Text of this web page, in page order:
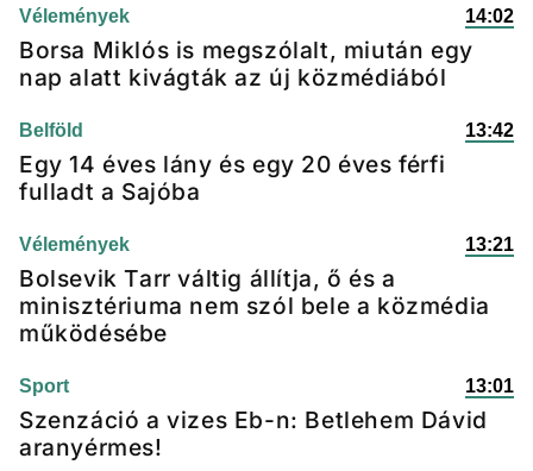
Vélemények 14:02
Borsa Miklós is megszólalt, miután egy
nap alatt kivágták az új közmédiából
Belföld 13:42
Egy 14 éves lány és egy 20 éves férfi
fulladt a Sajóba
Vélemények 13:21
Bolsevik Tarr váltig állítja, ő és a
minisztériuma nem szól bele a közmédia
működésébe
Sport 13:01
Szenzáció a vizes Eb-n: Betlehem Dávid
aranyérmes!